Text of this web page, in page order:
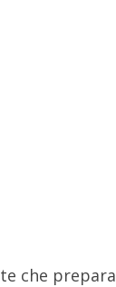
che prepara